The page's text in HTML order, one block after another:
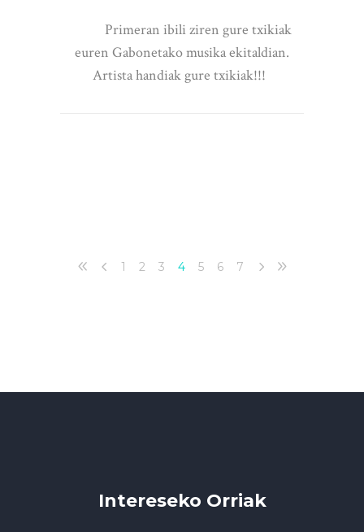
Primeran ibili ziren gure txikiak
euren Gabonetako musika ekitaldian.
Artista handiak gure txikiak!!!
1 2 3 4 5 6 7
Intereseko Orriak